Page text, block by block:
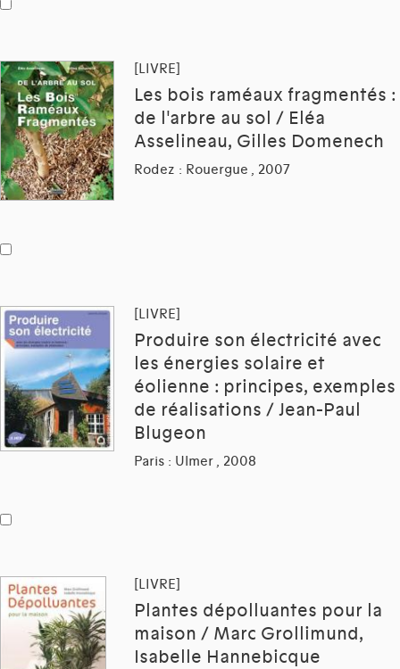
[LIVRE]
Les bois raméaux fragmentés :
de l'arbre au sol / Eléa
Asselineau, Gilles Domenech
Rodez : Rouergue , 2007
[LIVRE]
Produire son électricité avec
les énergies solaire et
éolienne : principes, exemples
de réalisations / Jean-Paul
Blugeon
Paris : Ulmer , 2008
[LIVRE]
Plantes dépolluantes pour la
maison / Marc Grollimund,
Isabelle Hannebicque